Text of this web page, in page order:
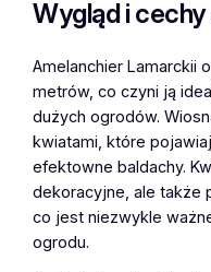
Wygląd i
Amelanchier Lamarckii
metrów, co czyni ją
dużych ogrodów.
kwiatami, które
efektowne baldachy.
dekoracyjne, ale także
co jest niezwykle
ogrodu.